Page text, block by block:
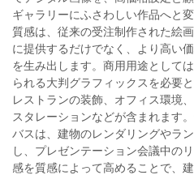
ギャラリーにふさわしい作品へと
質感は、従来の受注制作された絵
に提供するだけでなく、より高い
を生み出します。商用用途として
られる大判グラフィックスを必要
レストランの装飾、オフィス環境
スタレーションなどが含まれます
バスは、建物のレンダリングやラ
し、プレゼンテーション会議中の
感を質感によって高めることで、